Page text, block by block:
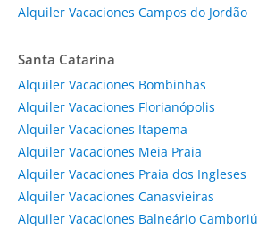
Alquiler Vacaciones Campos do Jordão
Santa Catarina
Alquiler Vacaciones Bombinhas
Alquiler Vacaciones Florianópolis
Alquiler Vacaciones Itapema
Alquiler Vacaciones Meia Praia
Alquiler Vacaciones Praia dos Ingleses
Alquiler Vacaciones Canasvieiras
Alquiler Vacaciones Balneário Camboriú